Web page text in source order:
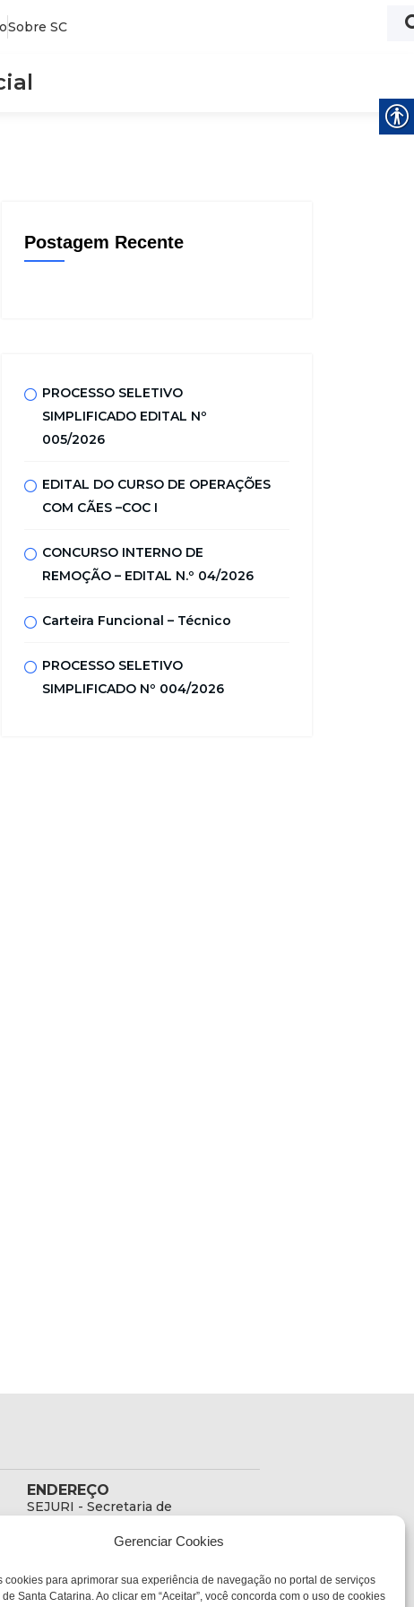
Gerenciar Cookies
cookies para aprimorar sua experiência de navegação no portal de serviços
Santa Catarina. Ao clicar em “Aceitar”, você concorda com o uso de cookies
Sobre SC
Postagem Recente
PROCESSO SELETIVO
SIMPLIFICADO EDITAL Nº
005/2026
EDITAL DO CURSO DE OPERAÇÕES
COM CÃES –COC I
CONCURSO INTERNO DE
REMOÇÃO – EDITAL N.º 04/2026
Carteira Funcional – Técnico
PROCESSO SELETIVO
SIMPLIFICADO Nº 004/2026
ENDEREÇO
SEJURI - Secretaria de
Reintegração Social
Rua Fúlvio Aducci, 1214 -
Loja 06
Bairro: